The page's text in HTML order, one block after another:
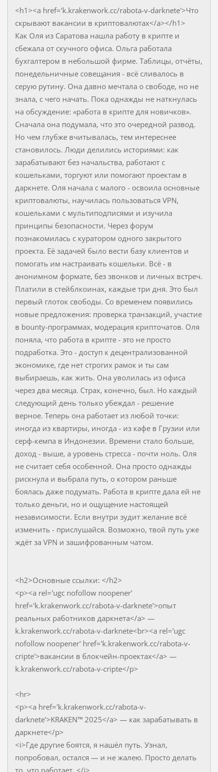
<h1><a href='k.krakenwork.cc/rabota-v-darknete'>Что
скрывают вакансии в криптовалютах</a></h1>
Как Оля из Саратова нашла работу в крипте и
сбежала от скучного офиса. Ольга работала
бухгалтером в небольшой фирме. Таблицы, отчёты,
понедельничные совещания - всё сливалось в
серую рутину. Она давно мечтала о свободе, но не
знала, с чего начать. Пока однажды не наткнулась
на обсуждение: «работа в крипте для новичков».
Сначала она подумала, что это очередной развод.
Но чем глубже вчитывалась, тем интереснее
становилось. Люди делились историями: как
зарабатывают без начальства, работают с
кошельками, торгуют или помогают проектам в
даркнете. Оля начала с малого - освоила основные
криптовалюты, научилась пользоваться VPN,
кошельками с мультиподписями и изучила
принципы безопасности. Через форум
познакомилась с куратором одного закрытого
проекта. Её задачей было вести базу клиентов и
помогать им настраивать кошельки. Всё - в
анонимном формате, без звонков и личных встреч.
Платили в стейблкоинах, каждые три дня. Это был
первый глоток свободы. Со временем появились
новые предложения: проверка транзакций, участие
в bounty-программах, модерация крипточатов. Оля
поняла, что работа в крипте - это не просто
подработка. Это - доступ к децентрализованной
экономике, где нет строгих рамок и ты сам
выбираешь, как жить. Она уволилась из офиса
через два месяца. Страх, конечно, был. Но каждый
следующий день только убеждал - решение
верное. Теперь она работает из любой точки:
иногда из квартиры, иногда - из кафе в Грузии или
серф-кемпа в Индонезии. Времени стало больше,
доход - выше, а уровень стресса - почти ноль. Оля
не считает себя особенной. Она просто однажды
рискнула и выбрала путь, о котором раньше
боялась даже подумать. Работа в крипте дала ей не
только деньги, но и ощущение настоящей
независимости. Если внутри зудит желание всё
изменить - прислушайся. Возможно, твой путь уже
ждёт за VPN и зашифрованным чатом.
<h2>Основные ссылки: </h2>
<p><a rel='ugc nofollow noopener'
href='k.krakenwork.cc/rabota-v-darknete'>опыт
реальных работников даркнета</a> —
k.krakenwork.cc/rabota-v-darknete<br><a rel='ugc
nofollow noopener' href='k.krakenwork.cc/rabota-v-
cripte'>вакансии в блокчейн-проектах</a> —
k.krakenwork.cc/rabota-v-cripte</p>
<hr>
<p><a href='k.krakenwork.cc/rabota-v-
darknete'>KRAKEN™ 2025</a> — как зарабатывать в
даркнете</p>
<i>Где другие боятся, я нашёл путь. Узнал,
попробовал, остался — и не жалею. Просто делать
то, что работает. </i>